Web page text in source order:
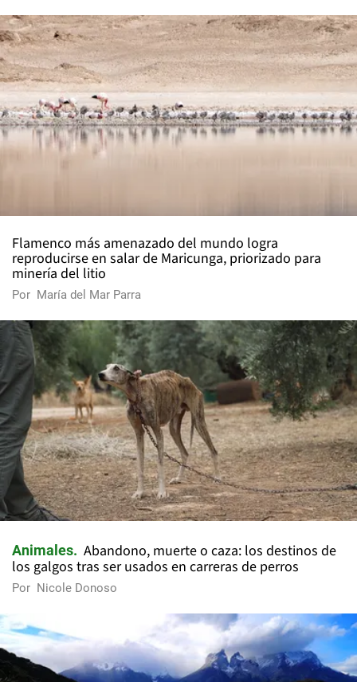
Flamenco más amenazado del mundo logra
reproducirse en salar de Maricunga, priorizado para
minería del litio
Por María del Mar Parra
Animales
Abandono, muerte o caza: los destinos de
los galgos tras ser usados en carreras de perros
Por Nicole Donoso